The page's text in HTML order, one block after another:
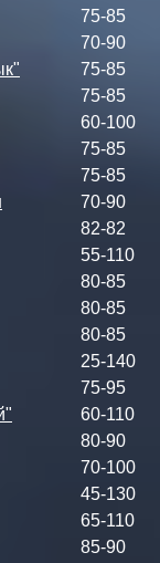
75-85
70-90
75-85
75-85
60-100
75-85
75-85
70-90
82-82
55-110
80-85
80-85
80-85
25-140
75-95
60-110
80-90
70-100
45-130
65-110
85-90